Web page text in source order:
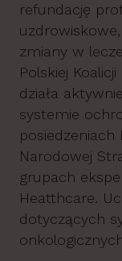
refundację
zmiany w
Polskiej
działa
systemie
posiedzeniach
Narodowej
grupach
Heatthcare.
dotyczących